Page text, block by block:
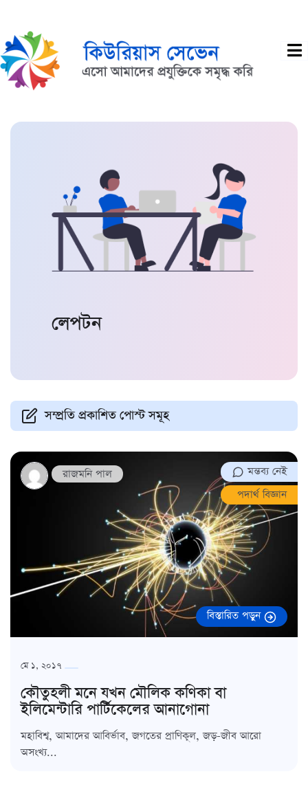
লেপটন
সম্প্রতি প্রকাশিত পোস্ট সমূহ
রাজমনি পাল
মন্তব্য নেই
পদার্থ বিজ্ঞান
বিস্তারিত পড়ুন
মে ১, ২০১৭
কৌতুহলী মনে যখন মৌলিক কণিকা বা
ইলিমেন্টারি পার্টিকেলের আনাগোনা
মহাবিশ্ব, আমাদের আবির্ভাব, জগতের প্রাণিকূল, জড়-জীব আরো
অসংখ্য...